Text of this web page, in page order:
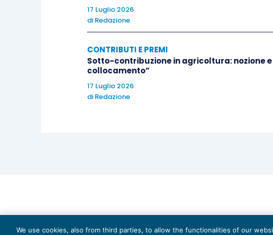
17 Luglio 2026
di Redazione
CONTRIBUTI E PREMI
Sotto-contribuzione in agricoltura: nozione
collocamento”
17 Luglio 2026
di Redazione
We use cookies, also from third parties, to allow the functionalities of our